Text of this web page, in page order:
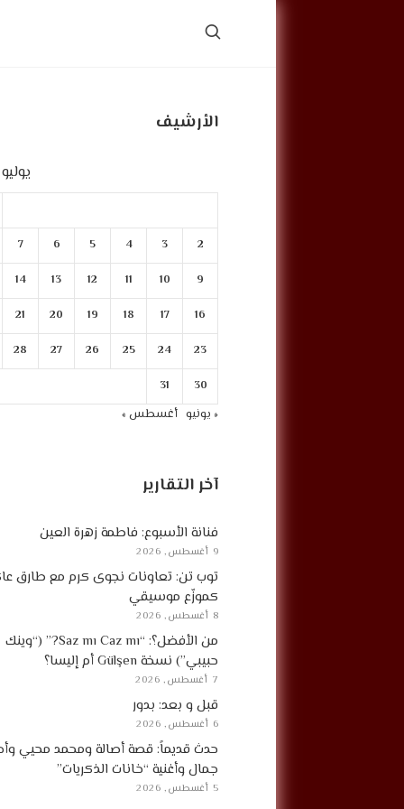
الأرشيف
يوليو 2023
2
3
4
5
6
7
9
10
11
12
13
14
16
17
18
19
20
21
23
24
25
26
27
28
30
31
« يونيو أغسطس »
آخر التقارير
فنانة الأسبوع: فاطمة زهرة العين
9 أغسطس, 2026
توب تن: تعاونات نجوى كرم مع طارق
كموزّع موسيقي
8 أغسطس, 2026
من الأفضل؟: “Saz mı Caz mı?” (“وينك
حبيبي”) نسخة Gülşen أم إليسا؟
7 أغسطس, 2026
قبل و بعد: بدور
6 أغسطس, 2026
حدث قديماً: قصة أصالة ومحمد محيي
جمال وأغنية “خانات الذكريات”
5 أغسطس, 2026